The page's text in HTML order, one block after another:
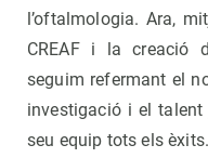
l’oftalmologia. Ara,
CREAF i la creació
seguim refermant el
investigació i el
seu equip tots els èxits.